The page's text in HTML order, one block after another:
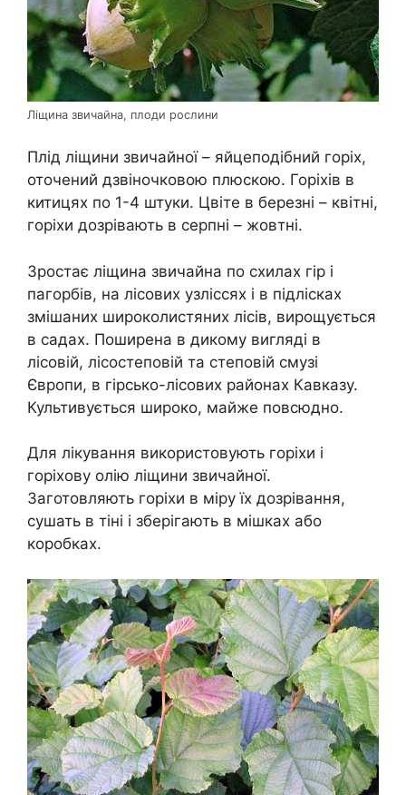
Ліщина звичайна, плоди рослини
Плід ліщини звичайної – яйцеподібний горіх,
оточений дзвіночковою плюскою. Горіхів в
китицях по 1-4 штуки. Цвіте в березні – квітні,
горіхи дозрівають в серпні – жовтні.
Зростає ліщина звичайна по схилах гір і
пагорбів, на лісових узліссях і в підлісках
змішаних широколистяних лісів, вирощується
в садах. Поширена в дикому вигляді в
лісовій, лісостеповій та степовій смузі
Європи, в гірсько-лісових районах Кавказу.
Культивується широко, майже повсюдно.
Для лікування використовують горіхи і
горіхову олію ліщини звичайної.
Заготовляють горіхи в міру їх дозрівання,
сушать в тіні і зберігають в мішках або
коробках.